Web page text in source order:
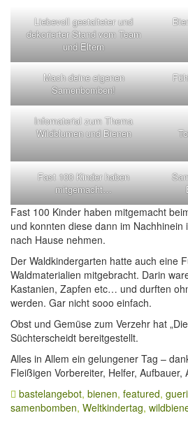
Liebevoll gestalteter und
dekorierter Stand vom Team
und Eltern
Mach deine eigenen
Samenbomben!
Infomaterial zum Thema
Wildblumen und Bienen
Fast 100 Kinder haben
mitgemacht…
Fast 100 Kinder haben mitgemacht
und konnten diese dann im Nachhinein
nach Hause nehmen.
Der Waldkindergarten hatte auch eine
Waldmaterialien mitgebracht. Darin
Kastanien, Zapfen etc… und durften
werden. Gar nicht sooo einfach.
Obst und Gemüse zum Verzehr hat
Süchterscheidt bereitgestellt.
Alles in Allem ein gelungener Tag –
Fleißigen Vorbereiter, Helfer,
bastelangebot, bienen, featured,
samenbomben, Weltkindertag,